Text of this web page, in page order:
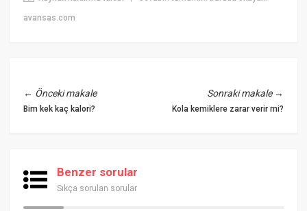
avansas.com
← Önceki makale
Bim kek kaç kalori?
Sonraki makale→
Kola kemiklere zarar verir mi?
Benzer sorular
Sıkça sorulan sorular